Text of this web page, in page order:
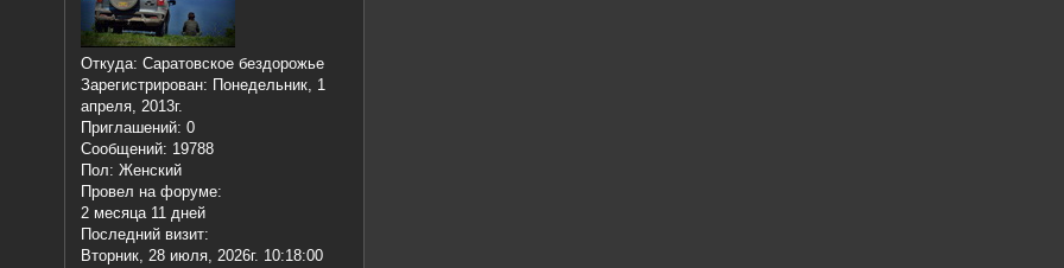
Откуда: Саратовское бездорожье
Зарегистрирован: Понедельник, 1
апреля, 2013г.
Приглашений: 0
Сообщений: 19788
Пол: Женский
Провел на форуме:
2 месяца 11 дней
Последний визит:
Вторник, 28 июля, 2026г. 10:18:00